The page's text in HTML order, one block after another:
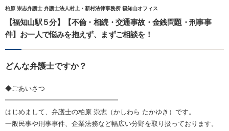
柏原 崇志弁護士 弁護士法人村上・新村法律事務所 福知山オフィス
【福知山駅５分】【不倫・相続・交通事故・金銭問題・刑事事
件】お一人で悩みを抱えず、まずご相談を！
どんな弁護士ですか？
◆ごあいさつ
━━━━━━━━━━━━━━━━━
はじめまして、弁護士の柏原 崇志（かしわら たかゆき）です。
一般民事や刑事事件、企業法務など幅広い分野を取り扱っております。